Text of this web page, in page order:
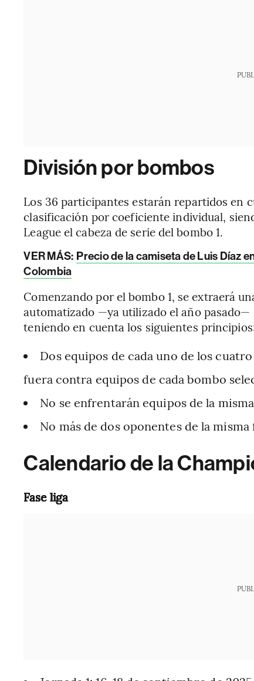
División por bombos
Los 36 participantes estarán repartidos en
clasificación por coeficiente individual,
League el cabeza de serie del bombo 1.
VER MÁS: Precio de la camiseta de Luis Díaz
Colombia
Comenzando por el bombo 1, se extraerá
automatizado —ya utilizado el año pasado—
teniendo en cuenta los siguientes
Dos equipos de cada uno de los
fuera contra equipos de cada bombo
No se enfrentarán equipos de la
No más de dos oponentes de la
Calendario de la
Fase liga